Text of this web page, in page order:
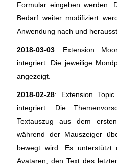
Formular eingeben werden.
Bedarf weiter modifiziert
Anwendung nach und
2018-03-03: Extension
integriert. Die jeweilige
angezeigt.
2018-02-28: Extension
integriert. Die
Textauszug aus dem
während der Mauszeiger
bewegt wird. Es unterstützt
Avataren, den Text des